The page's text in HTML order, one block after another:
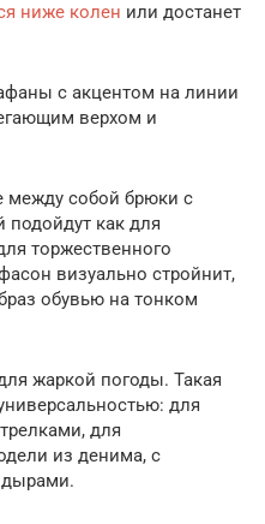
ниже колен или достанет
с акцентом на линии
верхом и
собой брюки с
как для
торжественного
визуально стройнит,
обувью на тонком
жаркой погоды. Такая
для
для
из денима, с
дырами.